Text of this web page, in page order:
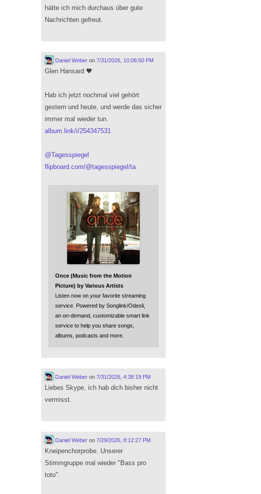
hätte ich mich durchaus über gute
Nachrichten gefreut.
Daniel Weberon 7/31/2026, 10:08:50 PM
Glen Hansard 🖤
Hab ich jetzt nochmal viel gehört
gestern und heute, und werde das sicher
immer mal wieder tun.
album.link/i/254347531
@Tagesspiegel
flipboard.com/@tagesspiegel/ta
Once (Music from the Motion
Picture) by Various Artists
Listen now on your favorite streaming
service. Powered by Songlink/Odesli,
an on-demand, customizable smart link
service to help you share songs,
albums, podcasts and more.
Daniel Weberon 7/31/2026, 4:38:19 PM
Liebes Skype, ich hab dich bisher nicht
vermisst.
Daniel Weberon 7/29/2026, 8:12:27 PM
Kneipenchorprobe. Unserer
Stimmgruppe mal wieder "Bass pro
toto".